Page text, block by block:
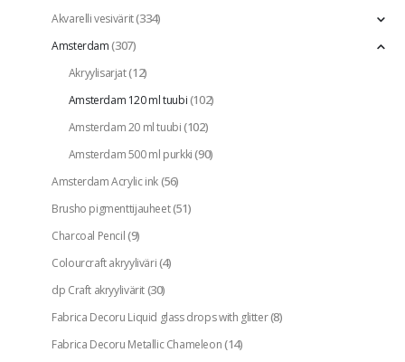
Akvarelli vesivärit(334)
Amsterdam(307)
Akryylisarjat(12)
Amsterdam 120 ml tuubi(102)
Amsterdam 20 ml tuubi(102)
Amsterdam 500 ml purkki(90)
Amsterdam Acrylic ink(56)
Brusho pigmenttijauheet(51)
Charcoal Pencil(9)
Colourcraft akryyliväri(4)
dp Craft akryylivärit(30)
Fabrica Decoru Liquid glass drops with glitter(8)
Fabrica Decoru Metallic Chameleon(14)